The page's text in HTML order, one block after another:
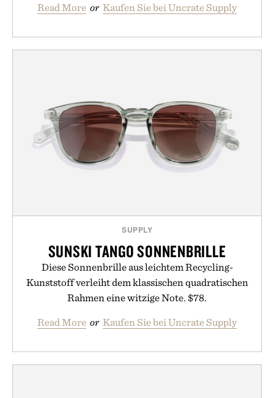
Read More or Kaufen Sie bei Uncrate Supply
SUPPLY
SUNSKI TANGO SONNENBRILLE
Diese Sonnenbrille aus leichtem Recycling-
Kunststoff verleiht dem klassischen quadratischen
Rahmen eine witzige Note. $78.
Read More or Kaufen Sie bei Uncrate Supply